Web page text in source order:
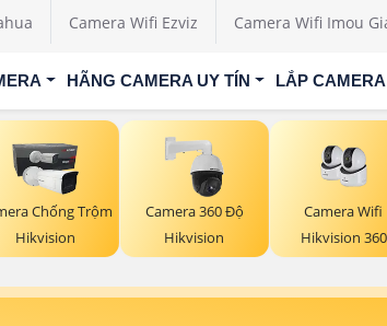
Camera Wifi Ezviz Camera Wifi Imou
HÃNG CAMERA UY TÍN LẮP
Chống Trộm
Hikvision
Camera 360 Độ
Hikvision
Camera Wifi
Hikvision 360